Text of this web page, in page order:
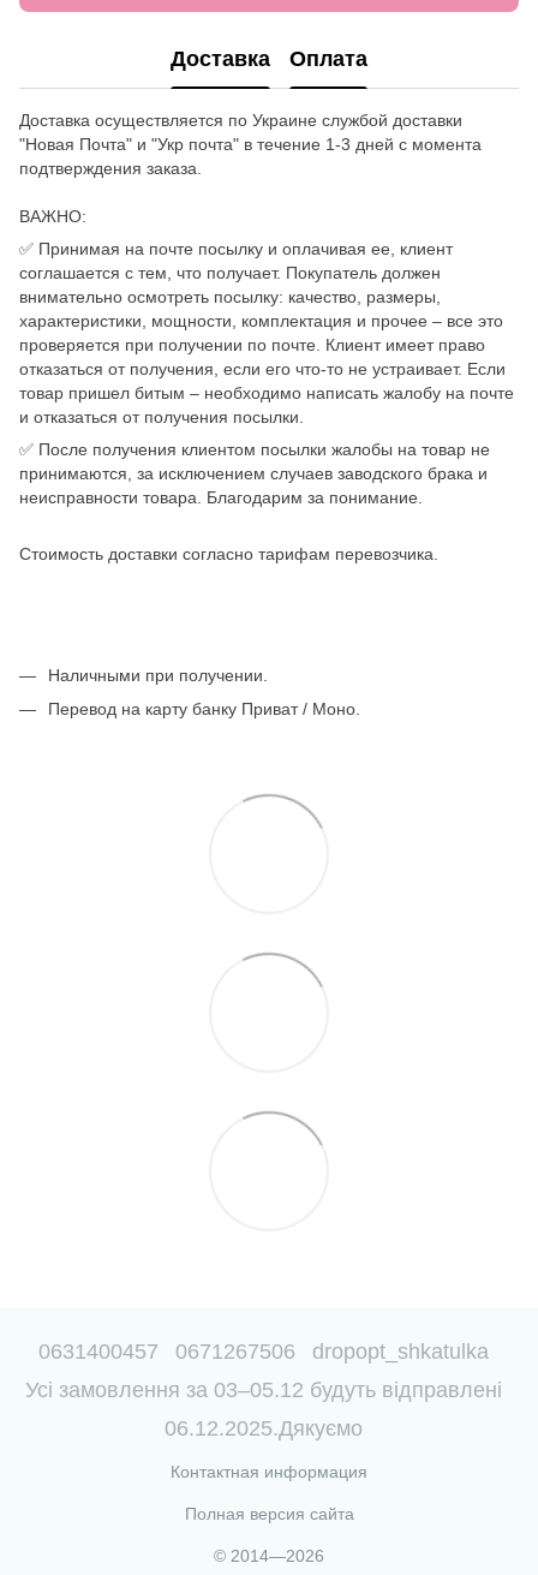
Доставка Оплата
Доставка осуществляется по Украине службой доставки
"Новая Почта" и "Укр почта" в течение 1-3 дней с момента
подтверждения заказа.
ВАЖНО:
✅ Принимая на почте посылку и оплачивая ее, клиент
соглашается с тем, что получает. Покупатель должен
внимательно осмотреть посылку: качество, размеры,
характеристики, мощности, комплектация и прочее – все это
проверяется при получении по почте. Клиент имеет право
отказаться от получения, если его что-то не устраивает. Если
товар пришел битым – необходимо написать жалобу на почте
и отказаться от получения посылки.
✅ После получения клиентом посылки жалобы на товар не
принимаются, за исключением случаев заводского брака и
неисправности товара. Благодарим за понимание.
Стоимость доставки согласно тарифам перевозчика.
Наличными при получении.
Перевод на карту банку Приват / Моно.
0631400457 0671267506
dropopt_shkatulka
Усі замовлення за 03–05.12 будуть відправлені
06.12.2025.Дякуємо
Контактная информация
Полная версия сайта
© 2014—2026